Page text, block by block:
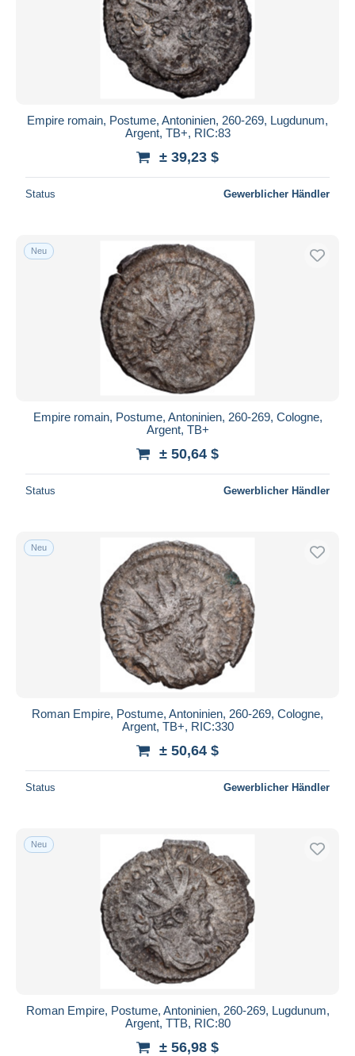
Empire romain, Postume, Antoninien, 260-269, Lugdunum,
Argent, TB+, RIC:83
± 39,23 $
Status Gewerblicher Händler
Neu
Empire romain, Postume, Antoninien, 260-269, Cologne,
Argent, TB+
± 50,64 $
Status Gewerblicher Händler
Neu
Roman Empire, Postume, Antoninien, 260-269, Cologne,
Argent, TB+, RIC:330
± 50,64 $
Status Gewerblicher Händler
Neu
Roman Empire, Postume, Antoninien, 260-269, Lugdunum,
Argent, TTB, RIC:80
± 56,98 $